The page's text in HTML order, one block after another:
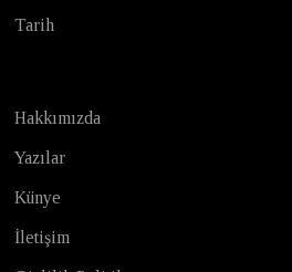
Tarih
Hakkımızda
Yazılar
Künye
İletişim